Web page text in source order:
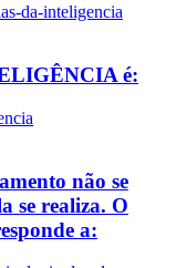
da-inteligencia
é:
não se
se realiza. O
a: